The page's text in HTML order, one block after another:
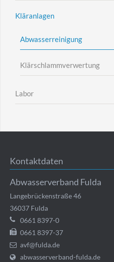
Kläranlagen
Abwasserreinigung
Klärschlammverwertung
Labor
Kontaktdaten
Abwasserverband Fulda
Langebrückenstraße 46
36037 Fulda
0661 8397-0
0661 8397-37
avf@fulda.de
abwasserverband-fulda.de